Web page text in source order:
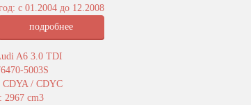
с 01.2004 до 12.2008
подробнее
A6 3.0 TDI
5003S
CDYA / CDYC
2967 cm3